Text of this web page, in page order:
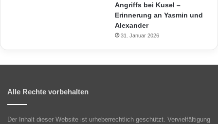
Angriffs bei Kusel –
Erinnerung an Yasmin und
Alexander
31. Januar 2026
Alle Rechte vorbehalten
Der Inhalt dieser Website ist urheberrechtlich geschützt. Vervielfältigung